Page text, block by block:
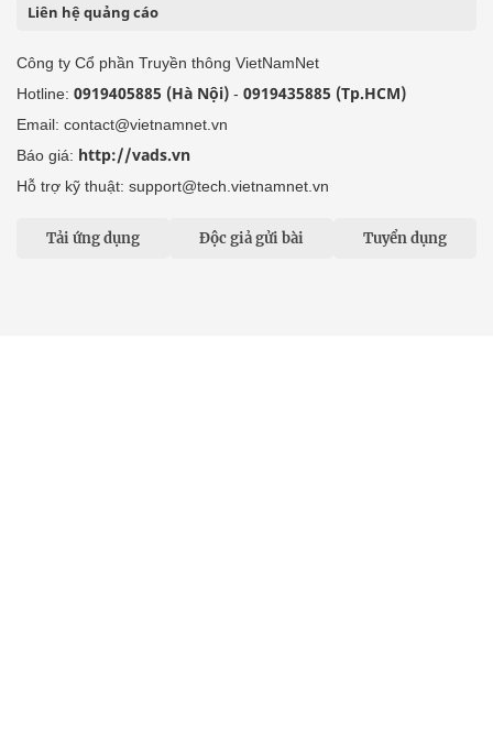
Liên hệ quảng cáo
Công ty Cổ phần Truyền thông VietNamNet
Hotline: 0919405885 (Hà Nội) - 0919435885 (Tp.HCM)
Email: contact@vietnamnet.vn
Báo giá: http://vads.vn
Hỗ trợ kỹ thuật: support@tech.vietnamnet.vn
Tải ứng dụng Độc giả gửi bài Tuyển dụng